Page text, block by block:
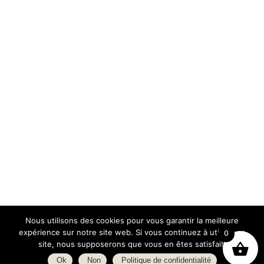
0
Nous utilisons des cookies pour vous garantir la meilleure
expérience sur notre site web. Si vous continuez à utiliser ce
site, nous supposerons que vous en êtes satisfait.
Ok Non Politique de confidentialité